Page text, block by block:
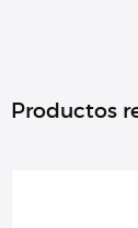
Productos